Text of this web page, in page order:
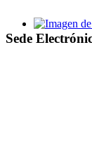
Taller de
Sede